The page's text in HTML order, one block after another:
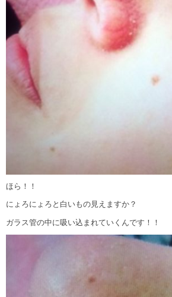
ほら！！
にょろにょろと白いもの見えますか？
ガラス管の中に吸い込まれていくんです！！